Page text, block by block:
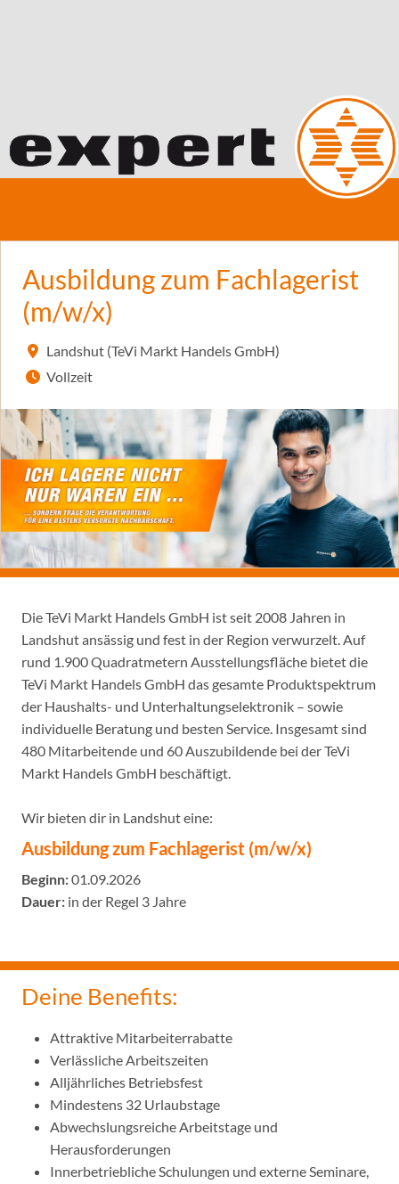
Ausbildung zum Fachlagerist
(m/w/x)
Landshut (TeVi Markt Handels GmbH)
Vollzeit
Die TeVi Markt Handels GmbH ist seit 2008 Jahren in
Landshut ansässig und fest in der Region verwurzelt. Auf
rund 1.900 Quadratmetern Ausstellungsfläche bietet die
TeVi Markt Handels GmbH das gesamte Produktspektrum
der Haushalts- und Unterhaltungselektronik – sowie
individuelle Beratung und besten Service. Insgesamt sind
480 Mitarbeitende und 60 Auszubildende bei der TeVi
Markt Handels GmbH beschäftigt.
Wir bieten dir in Landshut eine:
Ausbildung zum Fachlagerist (m/w/x)
Beginn:01.09.2026
Dauer: in der Regel 3 Jahre
Deine Benefits:
Attraktive Mitarbeiterrabatte
Verlässliche Arbeitszeiten
Alljährliches Betriebsfest
Mindestens 32 Urlaubstage
Abwechslungsreiche Arbeitstage und
Herausforderungen
Innerbetriebliche Schulungen und externe Seminare,